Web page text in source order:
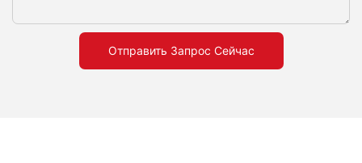
Отправить Запрос Сейчас